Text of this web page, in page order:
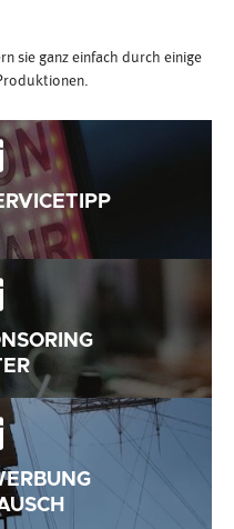
sie ganz einfach durch einige